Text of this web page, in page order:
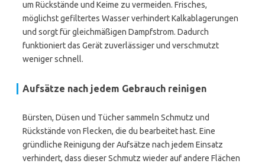
um Rückstände und Keime zu vermeiden. Frisches,
möglichst gefiltertes Wasser verhindert Kalkablagerungen
und sorgt für gleichmäßigen Dampfstrom. Dadurch
funktioniert das Gerät zuverlässiger und verschmutzt
weniger schnell.
Aufsätze nach jedem Gebrauch reinigen
Bürsten, Düsen und Tücher sammeln Schmutz und
Rückstände von Flecken, die du bearbeitet hast. Eine
gründliche Reinigung der Aufsätze nach jedem Einsatz
verhindert, dass dieser Schmutz wieder auf andere Flächen